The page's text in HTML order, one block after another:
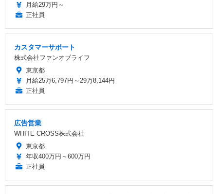
月給29万円～
正社員
カスタマーサポート
株式会社ファンオブライフ
東京都
月給25万6,797円～29万8,144円
正社員
広告営業
WHITE CROSS株式会社
東京都
年収400万円～600万円
正社員